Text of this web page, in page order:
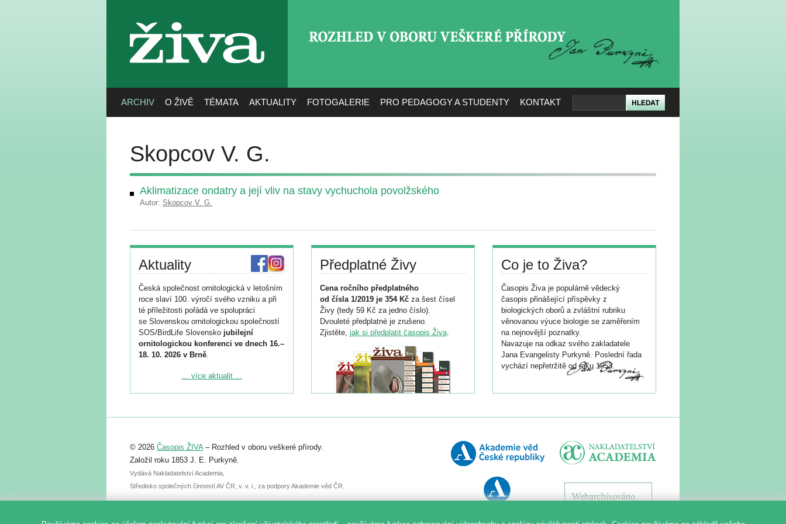
živa
ARCHIV O ŽIVĚ TÉMATA AKTUALITY FOTOGALERIE PRO PEDAGOGY A STUDENTY KONTAKT
Skopcov V. G.
Aklimatizace ondatry a její vliv na stavy vychuchola povolžského
Autor: Skopcov V. G.
Aktuality
Česká společnost ornitologická v letošním
roce slaví 100. výročí svého vzniku a při
té příležitosti pořádá ve spolupráci
se Slovenskou ornitologickou společností
SOS/BirdLife Slovensko jubilejní
ornitologickou konferenci ve dnech 16.–
18. 10. 2026 v Brně.
Podrobnější informace ke konferenci
Registrovat se můžete do 6. září.
abstraktu přihlášené přednášky nebo
posteru je už 30. června.
... více aktualit ...
Předplatné Živy
Cena ročního předplatného
od čísla 1/2019 je 354 Kč za šest čísel
Živy (tedy 59 Kč za jedno číslo).
Dvouleté předplatné je zrušeno.
Zjistěte, jak si předplatit časopis Živa.
Co je to Živa?
Časopis Živa je populárně vědecký
časopis přinášející příspěvky z
biologických oborů a zvláštní rubriku
věnovanou výuce biologie se zaměřením
na nejnovější poznatky.
Navazuje na odkaz svého zakladatele
Jana Evangelisty Purkyně. Poslední řada
vychází nepřetržitě od roku 1953.
© 2026 Časopis ŽIVA– Rozhled v oboru veškeré přírody.
Založil roku 1853 J. E. Purkyně.
Vydává Nakladatelství Academia,
Středisko společných činností AV ČR, v. v. i., za podpory Akademie věd ČR.